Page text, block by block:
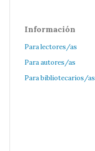
Información
Para lectores/as
Para autores/as
Para bibliotecarios/as